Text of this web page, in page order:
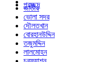
প্রচ্ছদ
জাতীয়
ভোলা সদর
দৌলতখান
বোরহানউদ্দিন
তজুমদ্দিন
লালমোহন